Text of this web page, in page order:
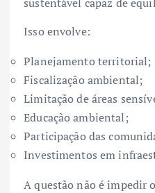
Isso envolve:
Planejamento territorial;
Fiscalização ambiental;
Limitação de áreas
Educação ambiental;
Participação das
Investimentos em
A questão não é impedir